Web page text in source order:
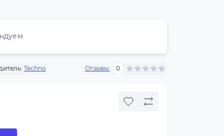
Techno Отзывы: 0